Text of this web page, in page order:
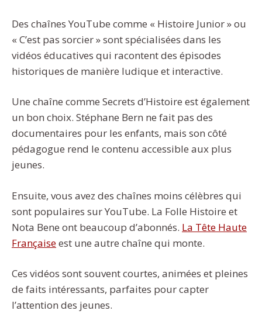
Des chaînes YouTube comme « Histoire Junior » ou
« C’est pas sorcier » sont spécialisées dans les
vidéos éducatives qui racontent des épisodes
historiques de manière ludique et interactive.
Une chaîne comme Secrets d’Histoire est également
un bon choix. Stéphane Bern ne fait pas des
documentaires pour les enfants, mais son côté
pédagogue rend le contenu accessible aux plus
jeunes.
Ensuite, vous avez des chaînes moins célèbres qui
sont populaires sur YouTube. La Folle Histoire et
Nota Bene ont beaucoup d’abonnés. La Tête Haute
Françaiseest une autre chaîne qui monte.
Ces vidéos sont souvent courtes, animées et pleines
de faits intéressants, parfaites pour capter
l’attention des jeunes.